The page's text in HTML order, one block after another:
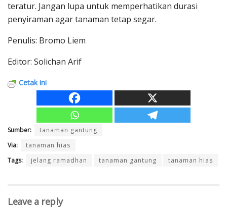
teratur. Jangan lupa untuk memperhatikan durasi
penyiraman agar tanaman tetap segar.
Penulis: Bromo Liem
Editor: Solichan Arif
Cetak ini
Sumber:
tanaman gantung
Via:
tanaman hias
Tags:
jelang ramadhan tanaman gantung tanaman hias
Leave a reply